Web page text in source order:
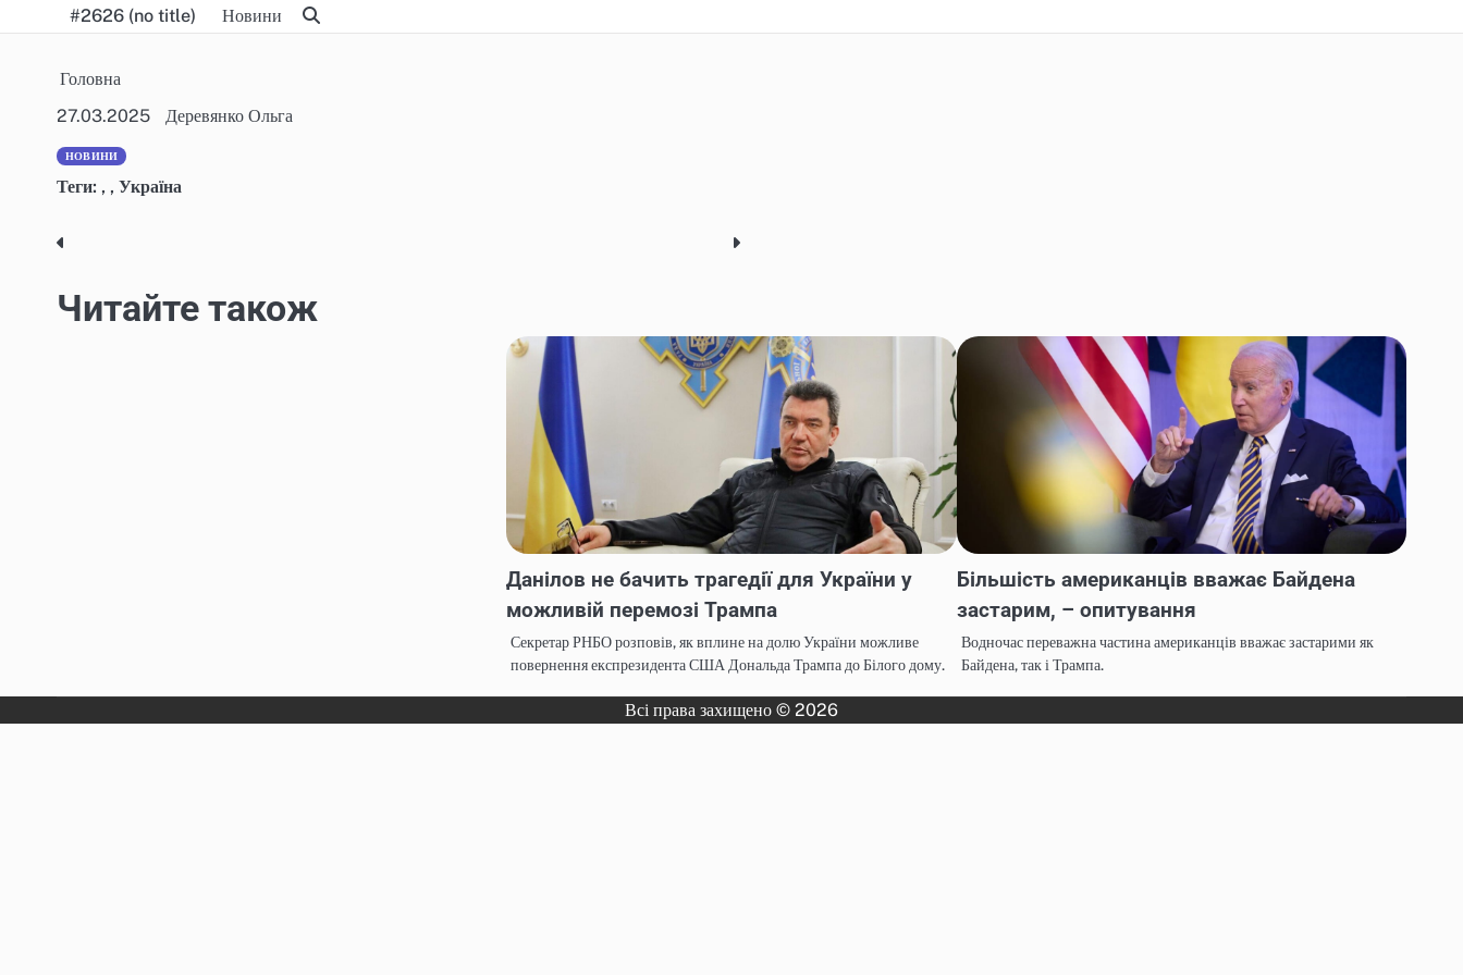
to
#2626 (no title) Новини
Головна
27.03.2025
Деревянко Ольга
НОВИНИ
Теги: , , Україна
Post
navigation
Читайте також
Данілов не бачить трагедії для України у
можливій перемозі Трампа
Секретар РНБО розповів, як вплине на долю України можливе
повернення експрезидента США Дональда Трампа до Білого дому.
Більшість американців вважає Байдена
застарим, – опитування
Водночас переважна частина американців вважає застарими як
Байдена, так і Трампа.
Всі права захищено © 2026